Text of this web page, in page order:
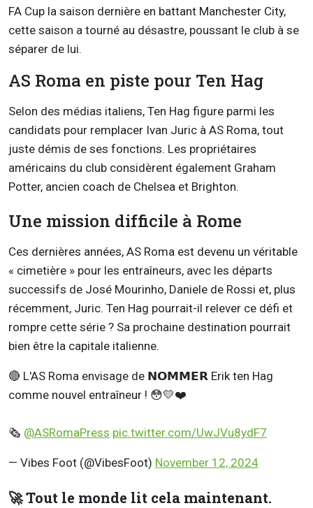
FA Cup la saison dernière en battant Manchester City,
cette saison a tourné au désastre, poussant le club à se
séparer de lui.
AS Roma en piste pour Ten Hag
Selon des médias italiens, Ten Hag figure parmi les
candidats pour remplacer Ivan Juric à AS Roma, tout
juste démis de ses fonctions. Les propriétaires
américains du club considèrent également Graham
Potter, ancien coach de Chelsea et Brighton.
Une mission difficile à Rome
Ces dernières années, AS Roma est devenu un véritable
« cimetière » pour les entraîneurs, avec les départs
successifs de José Mourinho, Daniele de Rossi et, plus
récemment, Juric. Ten Hag pourrait-il relever ce défi et
rompre cette série ? Sa prochaine destination pourrait
bien être la capitale italienne.
🔴 L'AS Roma envisage de 𝗡𝗢𝗠𝗠𝗘𝗥 Erik ten Hag
comme nouvel entraîneur ! 😳💛❤️
🗞️ @ASRomaPress pic.twitter.com/UwJVu8ydF7
— Vibes Foot (@VibesFoot) November 12, 2024
🚀 Tout le monde lit cela maintenant.